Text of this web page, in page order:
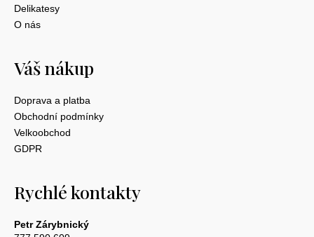
Delikatesy
O nás
Váš nákup
Doprava a platba
Obchodní podmínky
Velkoobchod
GDPR
Rychlé kontakty
Petr Zárybnický